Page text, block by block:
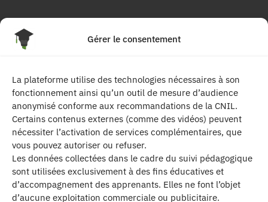
Gérer le consentement
La plateforme utilise des technologies nécessaires à son
fonctionnement ainsi qu’un outil de mesure d’audience
anonymisé conforme aux recommandations de la CNIL.
Certains contenus externes (comme des vidéos) peuvent
nécessiter l’activation de services complémentaires, que
vous pouvez autoriser ou refuser.
Les données collectées dans le cadre du suivi pédagogique
sont utilisées exclusivement à des fins éducatives et
d’accompagnement des apprenants. Elles ne font l’objet
d’aucune exploitation commerciale ou publicitaire.
4 Rue Georges Pompidou
Suivez-nous
| Les contenus publiés sur ce site sont